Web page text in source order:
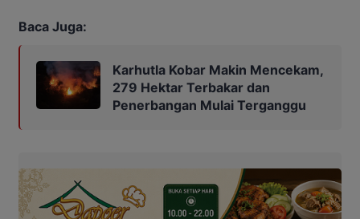
Baca Juga:
Karhutla Kobar Makin Mencekam,
279 Hektar Terbakar dan
Penerbangan Mulai Terganggu